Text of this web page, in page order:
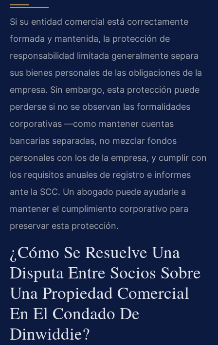
Si su entidad comercial está correctamente
formada y mantenida, la protección de
responsabilidad limitada generalmente separa
sus bienes personales de las obligaciones de la
empresa. Sin embargo, esta protección puede
perderse si no se observan las formalidades
corporativas —como mantener cuentas
bancarias separadas, no mezclar fondos
personales con los de la empresa, y cumplir con
los requisitos anuales de registro e informes
ante la SCC. Un abogado puede ayudarle a
mantener el cumplimiento corporativo para
preservar esta protección.
¿Cómo Se Resuelve Una
Disputa Entre Socios Sobre
Una Propiedad Comercial
En El Condado De
Dinwiddie?